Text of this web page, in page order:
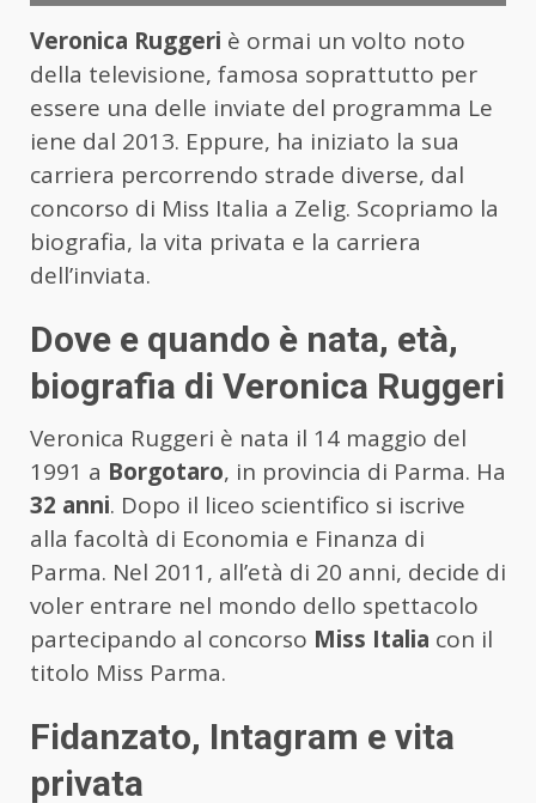
Veronica Ruggeri è ormai un volto noto
della televisione, famosa soprattutto per
essere una delle inviate del programma Le
iene dal 2013. Eppure, ha iniziato la sua
carriera percorrendo strade diverse, dal
concorso di Miss Italia a Zelig. Scopriamo la
biografia, la vita privata e la carriera
dell’inviata.
Dove e quando è nata, età,
biografia di Veronica Ruggeri
Veronica Ruggeri è nata il 14 maggio del
1991 a Borgotaro, in provincia di Parma. Ha
32 anni. Dopo il liceo scientifico si iscrive
alla facoltà di Economia e Finanza di
Parma. Nel 2011, all’età di 20 anni, decide di
voler entrare nel mondo dello spettacolo
partecipando al concorso Miss Italia con il
titolo Miss Parma.
Fidanzato, Intagram e vita
privata